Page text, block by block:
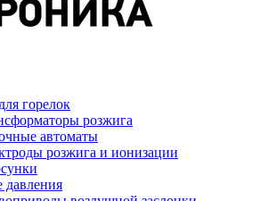
горелок
розжига
автоматы
розжига и ионизации
давления